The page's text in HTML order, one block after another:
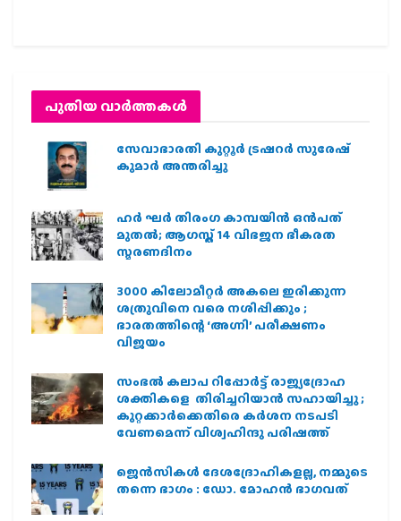
പുതിയ വാര്‍ത്തകള്‍
സേവാഭാരതി കുറ്റൂർ ട്രഷറർ സുരേഷ്
കുമാർ അന്തരിച്ചു
ഹര്‍ ഘര്‍ തിരംഗ കാമ്പയിന്‍ ഒന്‍പത്
മുതല്‍; ആഗസ്ത് 14 വിഭജന ഭീകരത
സ്മരണദിനം
3000 കിലോമീറ്റർ അകലെ ഇരിക്കുന്ന
ശത്രുവിനെ വരെ നശിപ്പിക്കും ;
ഭാരതത്തിന്റെ ‘അഗ്നി’ പരീക്ഷണം
വിജയം
സംഭൽ കലാപ റിപ്പോർട്ട് രാജ്യദ്രോഹ
ശക്തികളെ തിരിച്ചറിയാൻ സഹായിച്ചു ;
കുറ്റക്കാർക്കെതിരെ കർശന നടപടി
വേണമെന്ന് വിശ്വഹിന്ദു പരിഷത്ത്
ജെന്‍സികള്‍ ദേശദ്രോഹികളല്ല, നമ്മുടെ
തന്നെ ഭാഗം : ഡോ. മോഹന്‍ ഭാഗവത്